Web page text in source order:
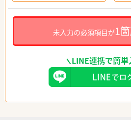
未入力の必須項目が1
LINE連携で簡単